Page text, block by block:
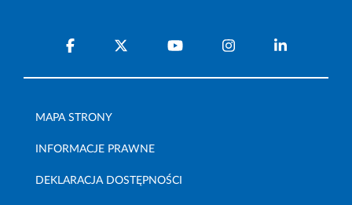
MAPA STRONY
INFORMACJE PRAWNE
DEKLARACJA DOSTĘPNOŚCI